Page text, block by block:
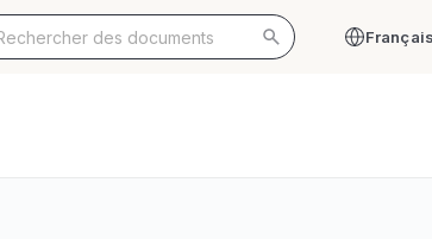
Français